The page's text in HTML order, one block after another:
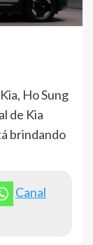
Ho Sung
de Kia
brindando
Canal